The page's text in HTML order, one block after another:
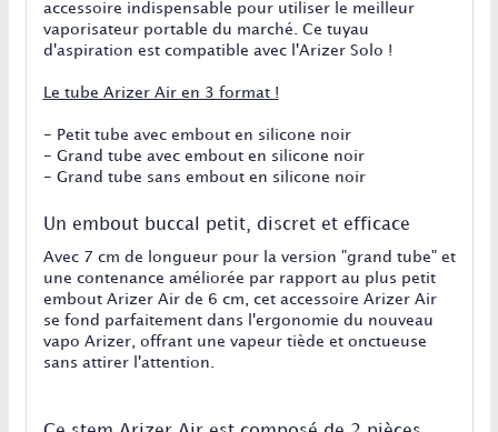
accessoire indispensable pour utiliser le meilleur
vaporisateur portable du marché. Ce tuyau
d'aspiration est compatible avec l'Arizer Solo !
Le tube Arizer Air en 3 format !
- Petit tube avec embout en silicone noir
- Grand tube avec embout en silicone noir
- Grand tube sans embout en silicone noir
Un embout buccal petit, discret et efficace
Avec 7 cm de longueur pour la version "grand tube" et
une contenance améliorée par rapport au plus petit
embout Arizer Air de 6 cm, cet accessoire Arizer Air
se fond parfaitement dans l'ergonomie du nouveau
vapo Arizer, offrant une vapeur tiède et onctueuse
sans attirer l'attention.